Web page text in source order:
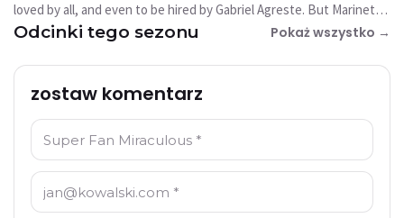
loved by all, and even to be hired by Gabriel Agreste. But Marinette
and Adrien’s growing closer pushes the boy’s father to name
incident in class to call for new elections in order to replace
Marinette as class representative. But the campaign goes wrong,
much to Monarch’s delight. Thread lightly, for with Lila, things are
more than often not what they seem...
Odcinki tego sezonu Pokaż wszystko →
zostaw komentarz
Imię: *
E-mail: *